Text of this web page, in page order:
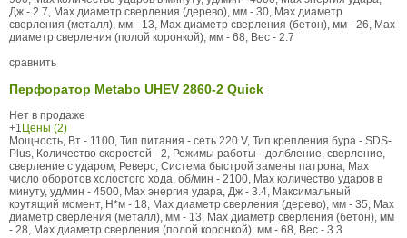
Дж - 2.7, Max диаметр сверления (дерево), мм - 30, Max диаметр
сверления (металл), мм - 13, Max диаметр сверления (бетон), мм - 26, Max
диаметр сверления (полой коронкой), мм - 68, Вес - 2.7
сравнить
Перфоратор Metabo UHEV 2860-2 Quick
Нет в продаже
+1 Цены (2)
Мощность, Вт - 1100, Тип питания - сеть 220 V, Тип крепления бура - SDS-
Plus, Количество скоростей - 2, Режимы работы - долбление, сверление,
сверление с ударом, Реверс, Система быстрой замены патрона, Max
число оборотов холостого хода, об/мин - 2100, Max количество ударов в
минуту, уд/мин - 4500, Max энергия удара, Дж - 3.4, Максимальный
крутящий момент, Н*м - 18, Max диаметр сверления (дерево), мм - 35, Max
диаметр сверления (металл), мм - 13, Max диаметр сверления (бетон), мм
- 28, Max диаметр сверления (полой коронкой), мм - 68, Вес - 3.3